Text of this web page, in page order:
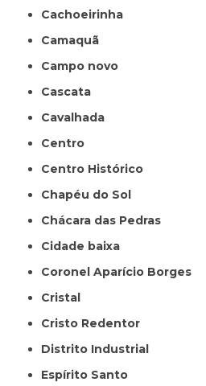
Cachoeirinha
Camaquã
Campo novo
Cascata
Cavalhada
Centro
Centro Histórico
Chapéu do Sol
Chácara das Pedras
Cidade baixa
Coronel Aparício Borges
Cristal
Cristo Redentor
Distrito Industrial
Espírito Santo